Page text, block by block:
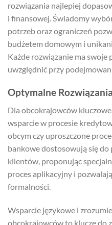
rozwiązania najlepiej
i finansowej. Świadomy
potrzeb oraz ograniczeń
budżetem domowym i
Każde rozwiązanie ma swoje
uwzględnić przy
Optymalne
Dla obcokrajowców
wsparcie w procesie
obcym czy uproszczone
bankowe dostosowują się
klientów, proponując
proces aplikacyjny i
formalności.
Wsparcie językowe i
obcokrajowców to klucze do